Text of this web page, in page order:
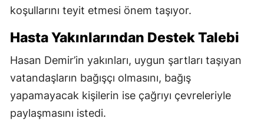
koşullarını teyit etmesi önem taşıyor.
Hasta Yakınlarından Destek Talebi
Hasan Demir’in yakınları, uygun şartları taşıyan
vatandaşların bağışçı olmasını, bağış
yapamayacak kişilerin ise çağrıyı çevreleriyle
paylaşmasını istedi.